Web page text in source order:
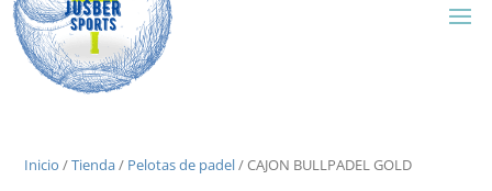
Inicio /Tienda/ Pelotas de padel/ CAJON BULLPADEL GOLD